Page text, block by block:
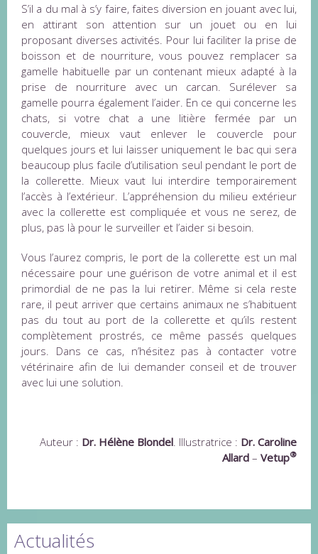
S’il a du mal à s’y faire, faites diversion en jouant avec lui,
en attirant son attention sur un jouet ou en lui
proposant diverses activités. Pour lui faciliter la prise de
boisson et de nourriture, vous pouvez remplacer sa
gamelle habituelle par un contenant mieux adapté à la
prise de nourriture avec un carcan. Surélever sa
gamelle pourra également l’aider. En ce qui concerne les
chats, si votre chat a une litière fermée par un
couvercle, mieux vaut enlever le couvercle pour
quelques jours et lui laisser uniquement le bac qui sera
beaucoup plus facile d’utilisation seul pendant le port de
la collerette. Mieux vaut lui interdire temporairement
l’accès à l’extérieur. L’appréhension du milieu extérieur
avec la collerette est compliquée et vous ne serez, de
plus, pas là pour le surveiller et l’aider si besoin.
Vous l’aurez compris, le port de la collerette est un mal
nécessaire pour une guérison de votre animal et il est
primordial de ne pas la lui retirer. Même si cela reste
rare, il peut arriver que certains animaux ne s’habituent
pas du tout au port de la collerette et qu’ils restent
complètement prostrés, ce même passés quelques
jours. Dans ce cas, n’hésitez pas à contacter votre
vétérinaire afin de lui demander conseil et de trouver
avec lui une solution.
Auteur : Dr. Hélène Blondel . Illustratrice : Dr. Caroline
Allard – Vetup®
Actualités